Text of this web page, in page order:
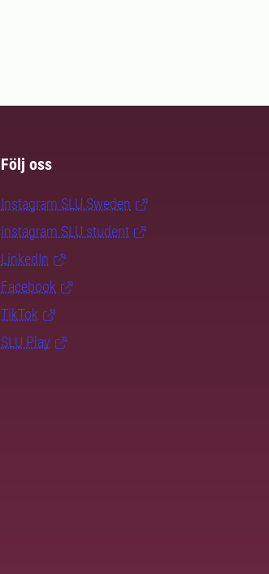
Följ oss
Instagram SLU.Sweden
Instagram SLU.student
LinkedIn
Facebook
TikTok
SLU Play